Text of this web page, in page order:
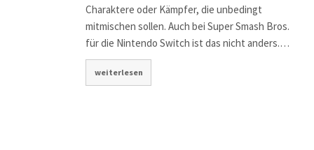
Charaktere oder Kämpfer, die unbedingt
mitmischen sollen. Auch bei Super Smash Bros.
für die Nintendo Switch ist das nicht anders.…
weiterlesen